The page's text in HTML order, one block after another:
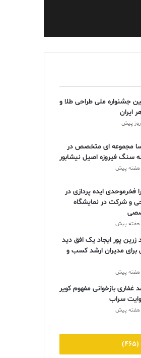
جشنواره ملی طراحی طلا و
ایران
مجموعه ای متخصص در
سنگ فیروزه اصیل نیشابور
فخرموحدی ایده پردازی در
و شرکت در نمایشگاه
زرین پور ایجاد یک افق دید
برای مدیران ارشد کسب و
غفاری بازخوانی مفهوم کویر
سراب